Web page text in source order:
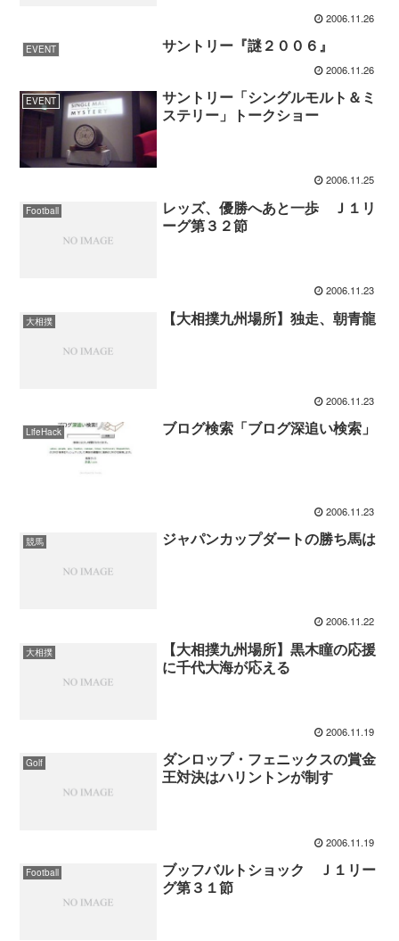
2006.11.26
EVENT サントリー『謎２００６』
2006.11.26
EVENT
サントリー「シングルモルト＆ミ
ステリー」トークショー
2006.11.25
Football
レッズ、優勝へあと一歩 Ｊ１リ
ーグ第３２節
2006.11.23
大相撲 【大相撲九州場所】独走、朝青龍
2006.11.23
LifeHack ブログ検索「ブログ深追い検索」
2006.11.23
競馬 ジャパンカップダートの勝ち馬は
2006.11.22
大相撲
【大相撲九州場所】黒木瞳の応援
に千代大海が応える
2006.11.19
Golf
ダンロップ・フェニックスの賞金
王対決はハリントンが制す
2006.11.19
Football
ブッフバルトショック Ｊ１リー
グ第３１節